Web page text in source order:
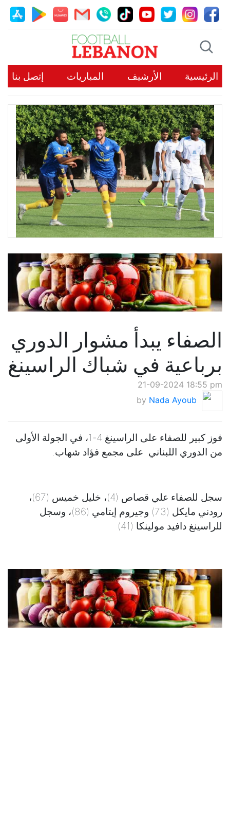
الرئيسية الأرشيف المباريات إتصل بنا
الصفاء يبدأ مشوار الدوري
برباعية في شباك الراسينغ
21-09-2024 18:55 pm
by Nada Ayoub
فوز كبير للصفاء على الراسينغ 4-1، في الجولة الأولى
من الدوري اللبناني على مجمع فؤاد شهاب.
سجل للصفاء علي قصاص (4)، خليل خميس (67)،
رودني مايكل (73) وجيروم إيتامي (86)، وسجل
للراسينغ دافيد مولينكا (41)